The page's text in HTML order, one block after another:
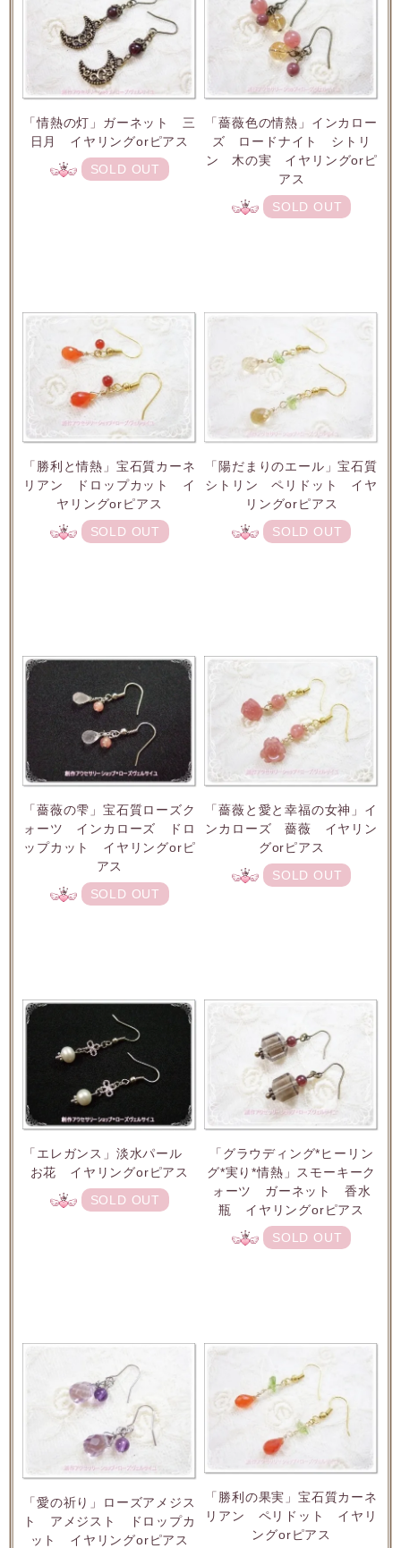
「情熱の灯」ガーネット 三
日月 イヤリングorピアス
SOLD OUT
「薔薇色の情熱」インカロー
ズ ロードナイト シトリ
ン 木の実 イヤリングorピ
アス
SOLD OUT
「勝利と情熱」宝石質カーネ
リアン ドロップカット イ
ヤリングorピアス
SOLD OUT
「陽だまりのエール」宝石質
シトリン ペリドット イヤ
リングorピアス
SOLD OUT
「薔薇の雫」宝石質ローズク
ォーツ インカローズ ドロ
ップカット イヤリングorピ
アス
SOLD OUT
「薔薇と愛と幸福の女神」イ
ンカローズ 薔薇 イヤリン
グorピアス
SOLD OUT
「エレガンス」淡水パール
お花 イヤリングorピアス
SOLD OUT
「グラウディング*ヒーリン
グ*実り*情熱」スモーキーク
ォーツ ガーネット 香水
瓶 イヤリングorピアス
SOLD OUT
「愛の祈り」ローズアメジス
ト アメジスト ドロップカ
ット イヤリングorピアス
「勝利の果実」宝石質カーネ
リアン ペリドット イヤリ
ングorピアス